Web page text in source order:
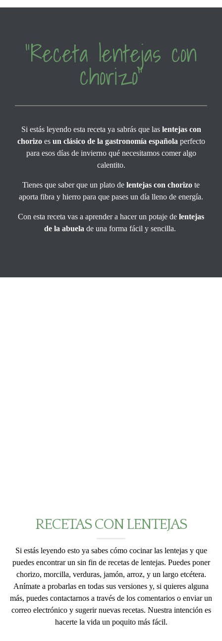
“Receta lentejas con
chorizo”
Si estás leyendo esta receta ya sabrás que las lentejas con
chorizoes un clásico de la gastronomía española perfecto
para esos días de invierno qué necesitamos comer algo
calentito.
Tienes que saber que un plato de lentejas con chorizo te
aporta fibra y hierro para que pases un día lleno de energía.
Con esta receta vas a aprender a hacer un potaje de lentejas
de la abuela de una forma fácil y sencilla.
RECETAS CON LENTEJAS
Si estás leyendo esto ya sabes cómo cocinar las lentejas y que
puedes encontrar un sin fin de recetas de lentejas. Puedes poner
chorizo, morcilla, verduras, jamón, arroz, y un largo etcétera.
Anímate a probarlas en todas sus versiones y, si quieres alguna
más, puedes contactarnos a través de los comentarios o enviar un
correo electrónico y sugerir nuevas recetas. Nuestra intención es
hacerte la vida un poquito más fácil.